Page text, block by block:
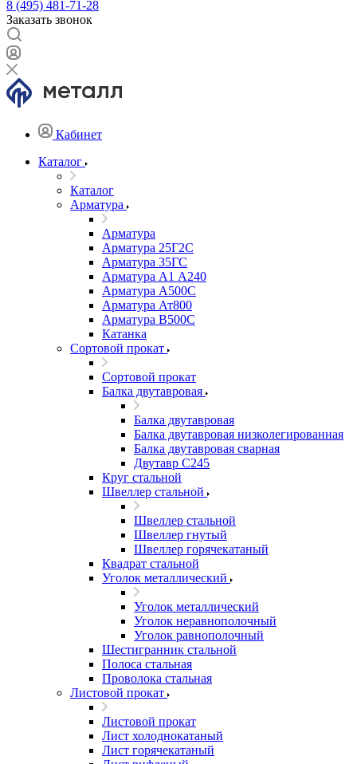
8 (495) 481-71-28
Заказать звонок
Кабинет
Каталог
Каталог
Арматура
Арматура
Арматура 25Г2С
Арматура 35ГС
Арматура А1 А240
Арматура А500С
Арматура Ат800
Арматура В500С
Катанка
Сортовой прокат
Сортовой прокат
Балка двутавровая
Балка двутавровая
Балка двутавровая низколегированная
Балка двутавровая сварная
Двутавр С245
Круг стальной
Швеллер стальной
Швеллер стальной
Швеллер гнутый
Швеллер горячекатаный
Квадрат стальной
Уголок металлический
Уголок металлический
Уголок неравнополочный
Уголок равнополочный
Шестигранник стальной
Полоса стальная
Проволока стальная
Листовой прокат
Листовой прокат
Лист холоднокатаный
Лист горячекатаный